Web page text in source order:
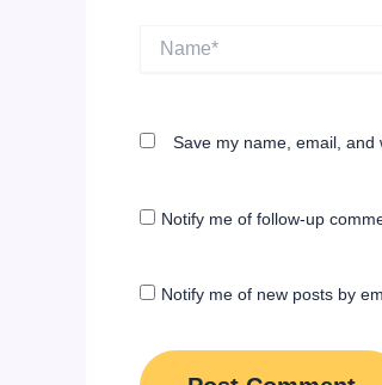
Save my name, email, and
Notify me of follow-up
Notify me of new posts by